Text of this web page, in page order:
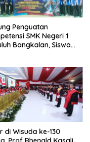
Penguatan
SMK Negeri 1
Bangkalan, Siswa
dan Jaringan
di Wisuda ke-130